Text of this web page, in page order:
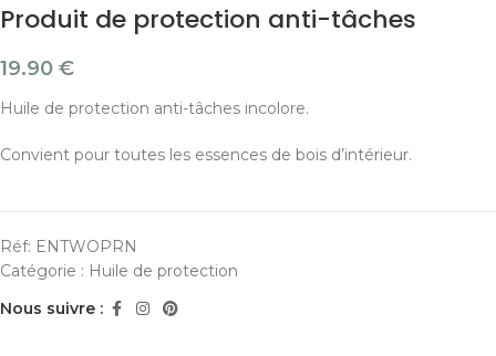
Produit de protection anti-tâches
19.90 €
Huile de protection anti-tâches incolore.
Convient pour toutes les essences de bois d’intérieur.
Réf: ENTWOPRN
Catégorie : Huile de protection
Nous suivre :